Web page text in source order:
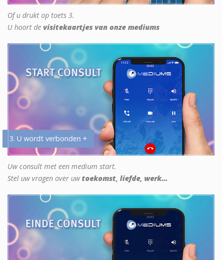
Of u drukt op toets 3.
U hoort de visitekaartjes van onze mediums
3. U wordt verbonden +
Uw consult met een medium start.
Stel uw vragen over uwtoekomst, liefde, werk...